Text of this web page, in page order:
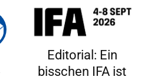
Editorial: Ein
bisschen IFA ist